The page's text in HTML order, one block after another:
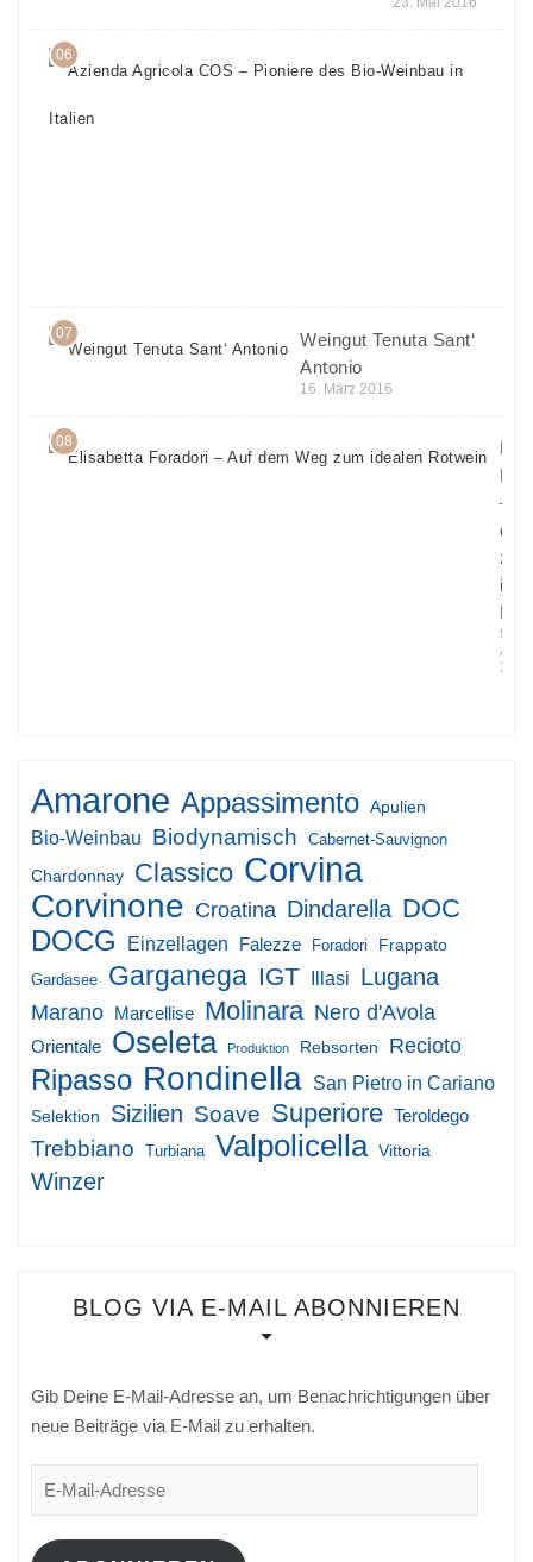
06
07
Weingut Tenuta Sant‘
Antonio
16. März 2016
08
–
5.
April
2017
Amarone Appassimento Apulien
Bio-Weinbau Biodynamisch Cabernet-Sauvignon
Chardonnay Classico Corvina
Corvinone Croatina Dindarella DOC
DOCG Einzellagen Falezze Foradori Frappato
Gardasee Garganega IGT Illasi Lugana
Marano Marcellise Molinara Nero d'Avola
Orientale Oseleta Produktion Rebsorten Recioto
Ripasso Rondinella San Pietro in Cariano
Selektion Sizilien Soave Superiore Teroldego
Trebbiano Turbiana Valpolicella Vittoria
Winzer
BLOG VIA E-MAIL ABONNIEREN
Gib Deine E-Mail-Adresse an, um Benachrichtigungen über
neue Beiträge via E-Mail zu erhalten.
Adresse